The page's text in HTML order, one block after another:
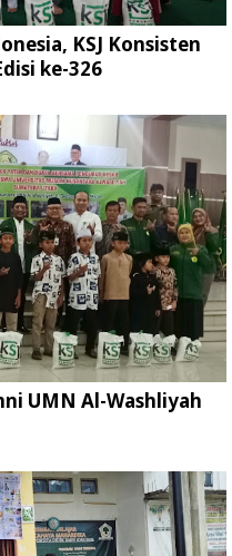
KSJ Konsisten
ke-326
UMN Al-Washliyah